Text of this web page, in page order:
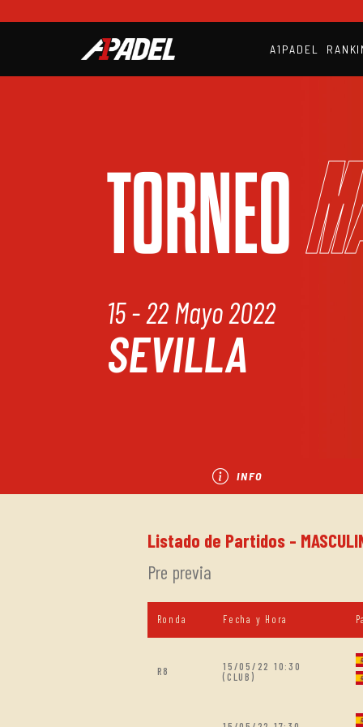
A1PADEL
TORNEO
15 - 22 Mayo 2022
SEVILLA
INFO
Listado de Partidos -
Pre previa
Ronda Fecha y Hora
R8
15/05/22 10:30
(CLUB)